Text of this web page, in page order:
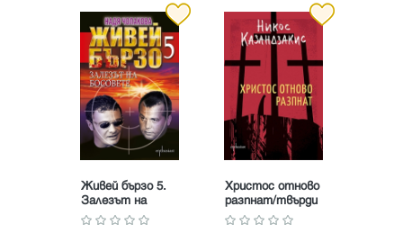
Живей бързо 5.
Залезът на
босовете
Христос отново
разпнат/твърди
корици